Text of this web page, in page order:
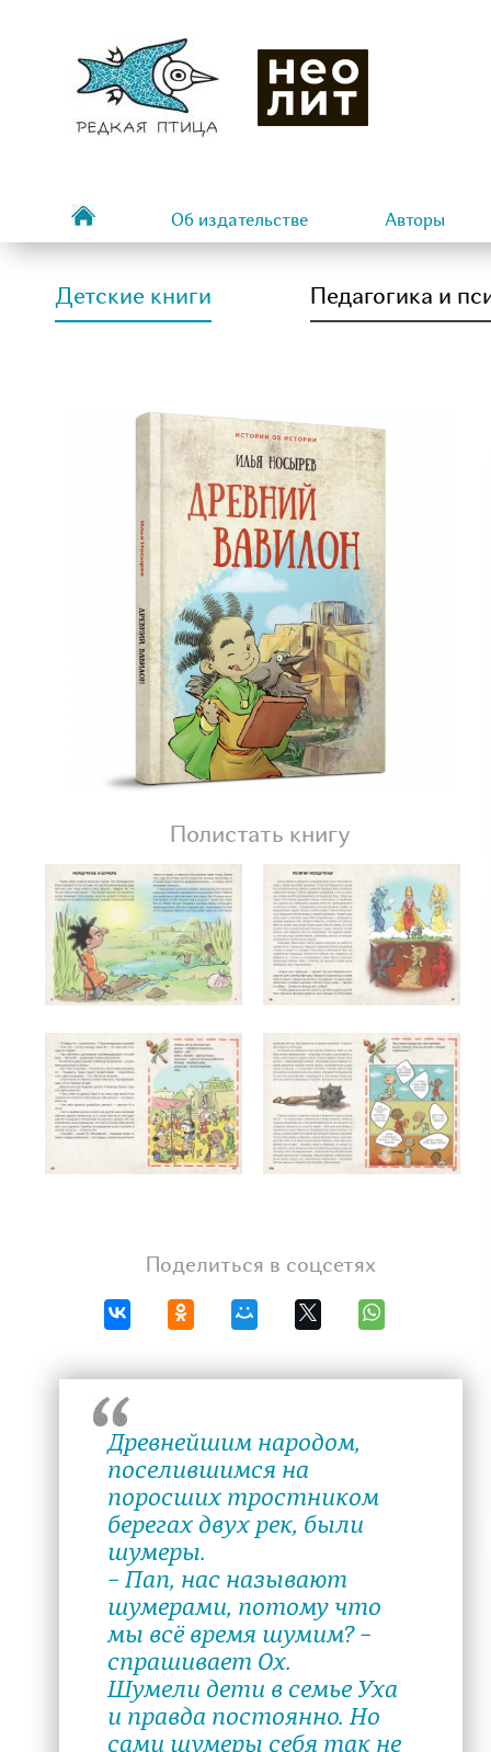
Об издательстве Авторы
Детские книги Педагогика и
Полистать книгу
Поделиться в соцсетях
Древнейшим народом,
поселившимся на
поросших тростником
берегах двух рек, были
шумеры.
– Пап, нас называют
шумерами, потому что
мы всё время шумим? –
спрашивает Ох.
Шумели дети в семье Уха
и правда постоянно. Но
сами шумеры себя так не